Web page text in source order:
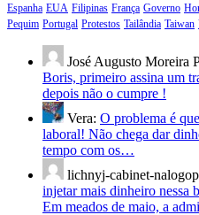
Espanha EUA Filipinas França Governo
Pequim Portugal Protestos Tailândia Taiwan
José Augusto Moreira
Boris, primeiro assina um
depois não o cumpre !
Vera: O problema é
laboral! Não chega dar
tempo com os…
lichnyj-cabinet-
injetar mais dinheiro nessa
Em meados de maio, a